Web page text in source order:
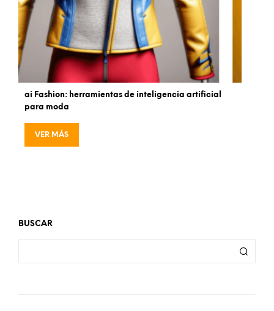
ai Fashion: herramientas de inteligencia artificial
para moda
VER MÁS
BUSCAR